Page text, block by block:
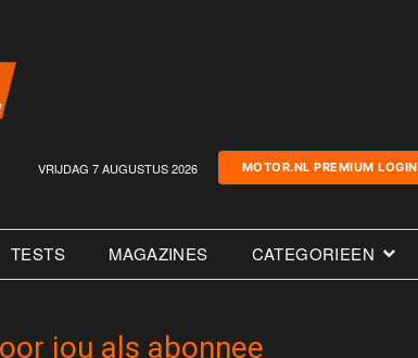
VRIJDAG 7 AUGUSTUS 2026 MOTOR.NL PREMIUM LOGIN
TESTS MAGAZINES CATEGORIEEN
jou als abonnee